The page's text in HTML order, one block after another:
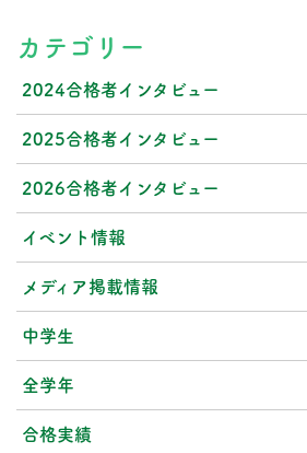
カテゴリー
2024合格者インタビュー
2025合格者インタビュー
2026合格者インタビュー
イベント情報
メディア掲載情報
中学生
全学年
合格実績